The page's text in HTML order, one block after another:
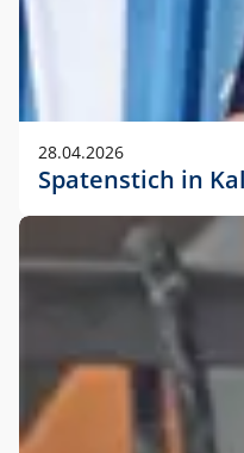
28.04.2026
Spatenstich in